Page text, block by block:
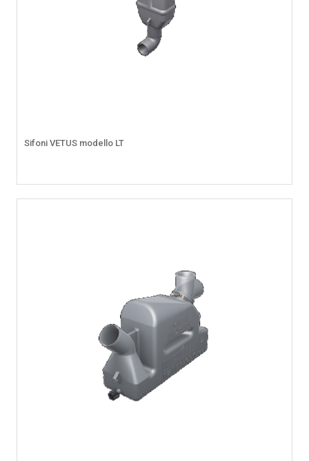
Sifoni VETUS modello LT